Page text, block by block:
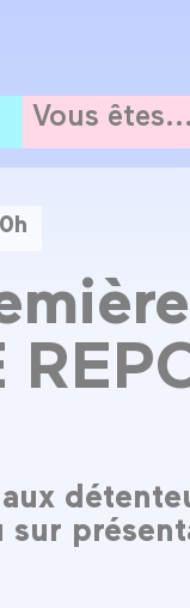
Vous êtes...